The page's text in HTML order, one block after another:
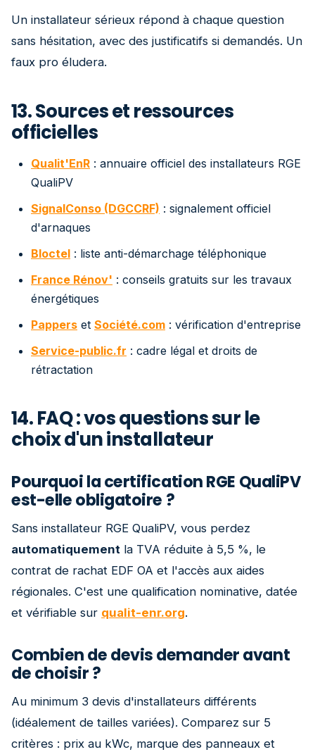
Un installateur sérieux répond à chaque question
sans hésitation, avec des justificatifs si demandés. Un
faux pro éludera.
13. Sources et ressources
officielles
Qualit'EnR : annuaire officiel des installateurs RGE
QualiPV
SignalConso (DGCCRF) : signalement officiel
d'arnaques
Bloctel : liste anti-démarchage téléphonique
France Rénov' : conseils gratuits sur les travaux
énergétiques
Pappers et Société.com : vérification d'entreprise
Service-public.fr : cadre légal et droits de
rétractation
14. FAQ : vos questions sur le
choix d'un installateur
Pourquoi la certification RGE QualiPV
est-elle obligatoire ?
Sans installateur RGE QualiPV, vous perdez
automatiquement la TVA réduite à 5,5 %, le
contrat de rachat EDF OA et l'accès aux aides
régionales. C'est une qualification nominative, datée
et vérifiable sur qualit-enr.org.
Combien de devis demander avant
de choisir ?
Au minimum 3 devis d'installateurs différents
(idéalement de tailles variées). Comparez sur 5
critères : prix au kWc, marque des panneaux et